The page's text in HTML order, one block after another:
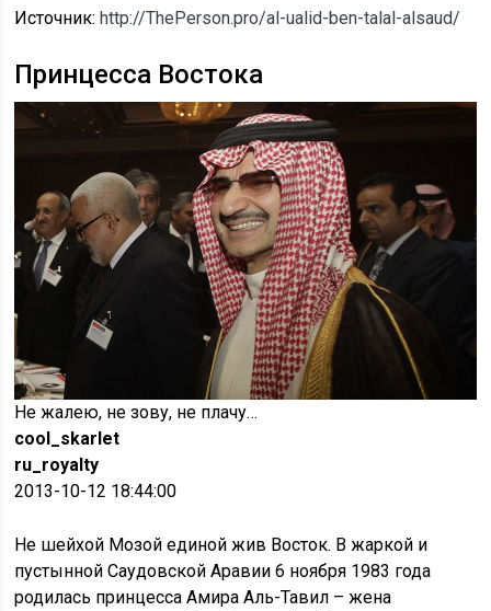
Источник:http://ThePerson.pro/al-ualid-ben-talal-alsaud/
Принцесса Востока
Не жалею, не зову, не плачу…
cool_skarlet
ru_royalty
2013-10-12 18:44:00
Не шейхой Мозой единой жив Восток. В жаркой и
пустынной Саудовской Аравии 6 ноября 1983 года
родилась принцесса Амира Аль-Тавил – жена